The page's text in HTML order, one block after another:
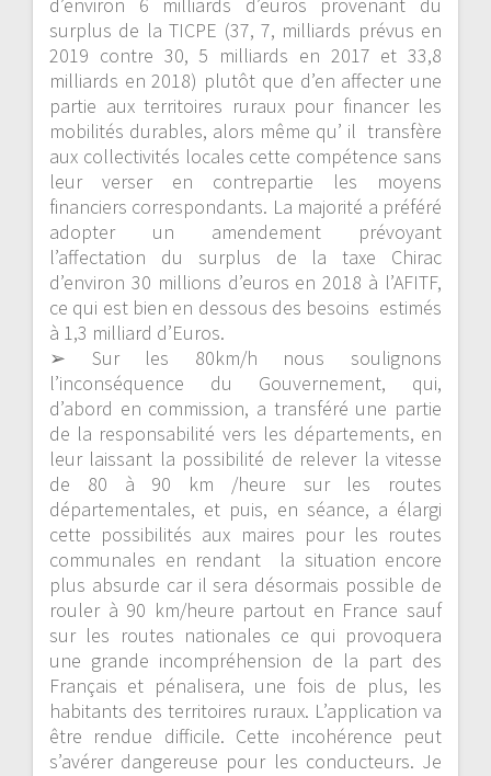
surplus de la TICPE (37, 7, milliards prévus en
2019 contre 30, 5 milliards en 2017 et 33,8
milliards en 2018) plutôt que d’en affecter une
partie aux territoires ruraux pour financer les
mobilités durables, alors même qu’ il transfère
aux collectivités locales cette compétence sans
leur verser en contrepartie les moyens
financiers correspondants. La majorité a préféré
adopter un amendement prévoyant
l’affectation du surplus de la taxe Chirac
d’environ 30 millions d’euros en 2018 à l’AFITF,
ce qui est bien en dessous des besoins estimés
à 1,3 milliard d’Euros.
➢ Sur les 80km/h nous soulignons
l’inconséquence du Gouvernement, qui,
d’abord en commission, a transféré une partie
de la responsabilité vers les départements, en
leur laissant la possibilité de relever la vitesse
de 80 à 90 km /heure sur les routes
départementales, et puis, en séance, a élargi
cette possibilités aux maires pour les routes
communales en rendant la situation encore
plus absurde car il sera désormais possible de
rouler à 90 km/heure partout en France sauf
sur les routes nationales ce qui provoquera
une grande incompréhension de la part des
Français et pénalisera, une fois de plus, les
habitants des territoires ruraux. L’application va
être rendue difficile. Cette incohérence peut
s’avérer dangereuse pour les conducteurs. Je